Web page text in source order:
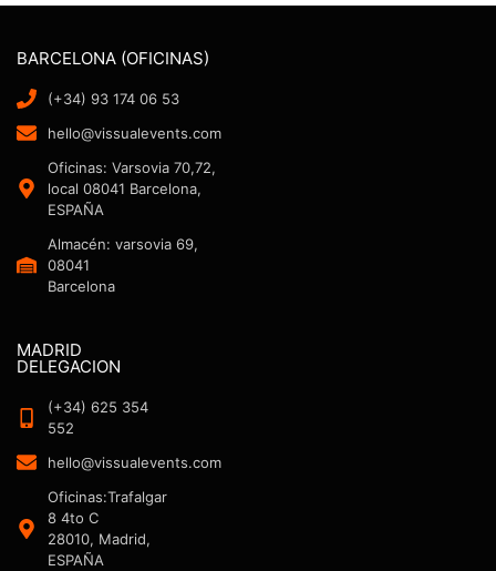
BARCELONA (OFICINAS)
(+34) 93 174 06 53
hello@vissualevents.com
Oficinas: Varsovia 70,72,
local 08041 Barcelona,
ESPAÑA
Almacén: varsovia 69,
08041
Barcelona
MADRID
DELEGACION
(+34) 625 354
552
hello@vissualevents.com
Oficinas:Trafalgar
8 4to C
28010, Madrid,
ESPAÑA